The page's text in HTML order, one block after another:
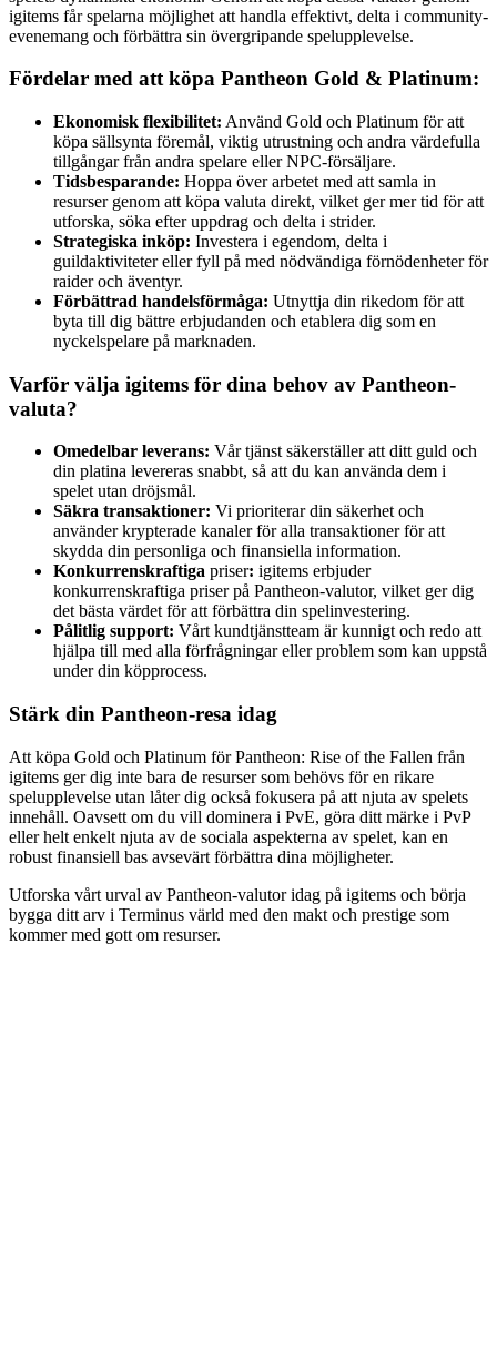
igitems får spelarna möjlighet att handla effektivt, delta i community-
evenemang och förbättra sin övergripande spelupplevelse.
Fördelar med att köpa Pantheon Gold & Platinum:
Ekonomisk flexibilitet: Använd Gold och Platinum för att
köpa sällsynta föremål, viktig utrustning och andra värdefulla
tillgångar från andra spelare eller NPC-försäljare.
Tidsbesparande: Hoppa över arbetet med att samla in
resurser genom att köpa valuta direkt, vilket ger mer tid för att
utforska, söka efter uppdrag och delta i strider.
Strategiska inköp: Investera i egendom, delta i
guildaktiviteter eller fyll på med nödvändiga förnödenheter för
raider och äventyr.
Förbättrad handelsförmåga: Utnyttja din rikedom för att
byta till dig bättre erbjudanden och etablera dig som en
nyckelspelare på marknaden.
Varför välja igitems för dina behov av Pantheon-
valuta?
Omedelbar leverans: Vår tjänst säkerställer att ditt guld och
din platina levereras snabbt, så att du kan använda dem i
spelet utan dröjsmål.
Säkra transaktioner: Vi prioriterar din säkerhet och
använder krypterade kanaler för alla transaktioner för att
skydda din personliga och finansiella information.
Konkurrenskraftiga priser: igitems erbjuder
konkurrenskraftiga priser på Pantheon-valutor, vilket ger dig
det bästa värdet för att förbättra din spelinvestering.
Pålitlig support: Vårt kundtjänstteam är kunnigt och redo att
hjälpa till med alla förfrågningar eller problem som kan uppstå
under din köpprocess.
Stärk din Pantheon-resa idag
Att köpa Gold och Platinum för Pantheon: Rise of the Fallen från
igitems ger dig inte bara de resurser som behövs för en rikare
spelupplevelse utan låter dig också fokusera på att njuta av spelets
innehåll. Oavsett om du vill dominera i PvE, göra ditt märke i PvP
eller helt enkelt njuta av de sociala aspekterna av spelet, kan en
robust finansiell bas avsevärt förbättra dina möjligheter.
Utforska vårt urval av Pantheon-valutor idag på igitems och börja
bygga ditt arv i Terminus värld med den makt och prestige som
kommer med gott om resurser.